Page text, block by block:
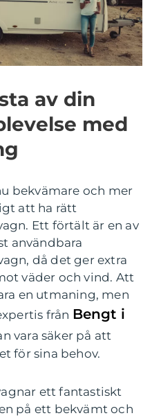
av din
med
bekvämare och mer
att ha rätt
Ett förtält är en av
användbara
då det ger extra
väder och vind. Att
en utmaning, men
från Bengt i
vara säker på att
för sina behov.
ett fantastiskt
på ett bekvämt och